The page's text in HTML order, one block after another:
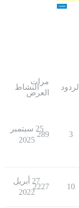
الردود
مرات
العرض
النشاط
3
289
25 سبتمبر
2025
10
2227
27 أبريل
2022